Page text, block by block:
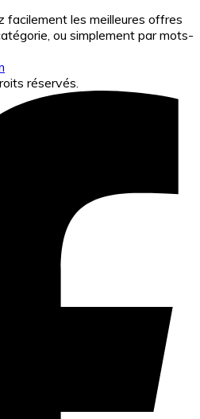
facilement les meilleures offres
ou simplement par mots-
réservés.